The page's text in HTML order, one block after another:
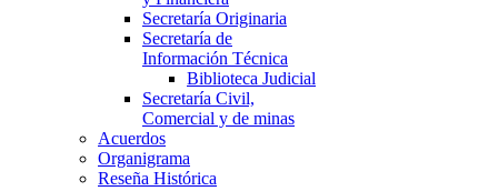
Secretaría Originaria
Secretaría de
Información Técnica
Biblioteca Judicial
Secretaría Civil,
Comercial y de minas
Acuerdos
Organigrama
Reseña Histórica